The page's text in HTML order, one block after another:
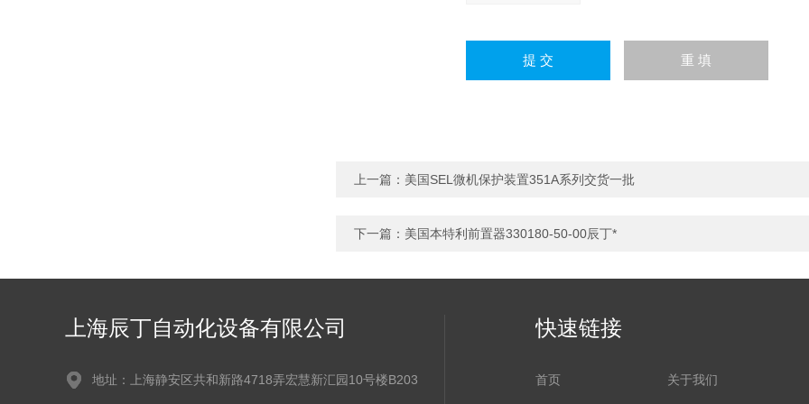
上一篇： 美国SEL微机保护装置351A系列交货一批
下一篇： 美国本特利前置器330180-50-00辰丁*
上海辰丁自动化设备有限公司
地址：上海静安区共和新路4718弄宏慧新汇园10号楼B203
快速链接
首页 关于我们